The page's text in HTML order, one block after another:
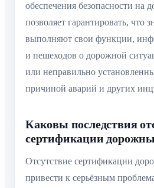
обеспечения безопасности на
позволяет гарантировать, что
выполняют свои функции,
и пешеходов о дорожной
или неправильно
причиной аварий и других
Каковы последствия
сертификации
Отсутствие сертификации
привести к серьёзным